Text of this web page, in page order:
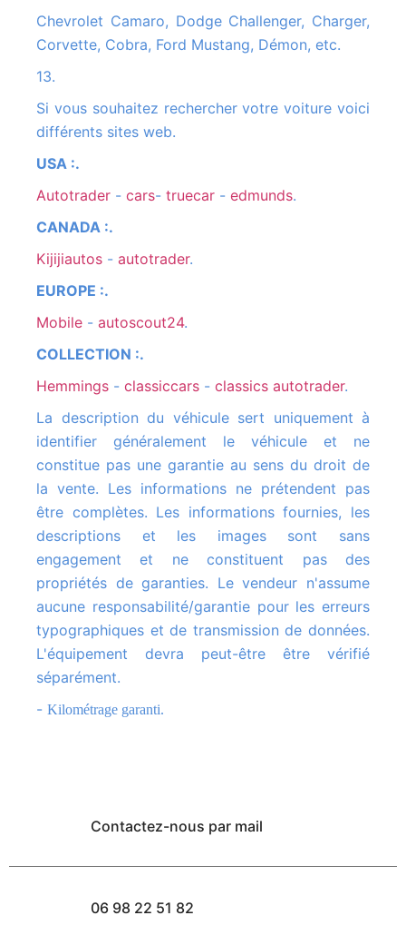
Chevrolet Camaro, Dodge Challenger, Charger,
Corvette, Cobra, Ford Mustang, Démon, etc.
13.
Si vous souhaitez rechercher votre voiture voici
différents sites web.
USA :.
autotrader - cars- truecar - edmunds.
CANADA :.
kijijiautos - autotrader.
EUROPE :.
mobile - autoscout24.
COLLECTION :.
hemmings - classiccars - classics autotrader.
La description du véhicule sert uniquement à
identifier généralement le véhicule et ne
constitue pas une garantie au sens du droit de
la vente. Les informations ne prétendent pas
être complètes. Les informations fournies, les
descriptions et les images sont sans
engagement et ne constituent pas des
propriétés de garanties. Le vendeur n'assume
aucune responsabilité/garantie pour les erreurs
typographiques et de transmission de données.
L'équipement devra peut-être être vérifié
séparément.
Kilométrage garanti.
Contactez-nous par mail
06 98 22 51 82